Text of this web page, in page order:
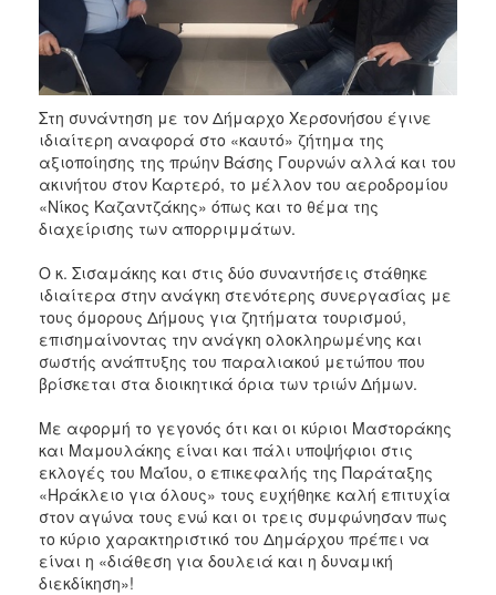
Στη συνάντηση με τον Δήμαρχο Χερσονήσου έγινε
ιδιαίτερη αναφορά στο «καυτό» ζήτημα της
αξιοποίησης της πρώην Βάσης Γουρνών αλλά και του
ακινήτου στον Καρτερό, το μέλλον του αεροδρομίου
«Νίκος Καζαντζάκης» όπως και το θέμα της
διαχείρισης των απορριμμάτων.
Ο κ. Σισαμάκης και στις δύο συναντήσεις στάθηκε
ιδιαίτερα στην ανάγκη στενότερης συνεργασίας με
τους όμορους Δήμους για ζητήματα τουρισμού,
επισημαίνοντας την ανάγκη ολοκληρωμένης και
σωστής ανάπτυξης του παραλιακού μετώπου που
βρίσκεται στα διοικητικά όρια των τριών Δήμων.
Με αφορμή το γεγονός ότι και οι κύριοι Μαστοράκης
και Μαμουλάκης είναι και πάλι υποψήφιοι στις
εκλογές του Μαΐου, ο επικεφαλής της Παράταξης
«Ηράκλειο για όλους» τους ευχήθηκε καλή επιτυχία
στον αγώνα τους ενώ και οι τρεις συμφώνησαν πως
το κύριο χαρακτηριστικό του Δημάρχου πρέπει να
είναι η «διάθεση για δουλειά και η δυναμική
διεκδίκηση»!